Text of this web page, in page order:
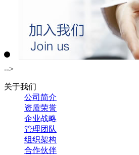
-->
关于我们
公司简介
资质荣誉
企业战略
管理团队
组织架构
合作伙伴